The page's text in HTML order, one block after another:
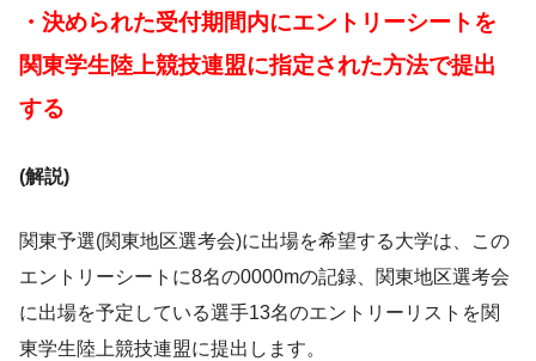
・決められた受付期間内にエントリーシートを
関東学生陸上競技連盟に指定された方法で提出
する
(解説)
関東予選(関東地区選考会)に出場を希望する大学は、この
エントリーシートに8名の0000mの記録、関東地区選考会
に出場を予定している選手13名のエントリーリストを関
東学生陸上競技連盟に提出します。